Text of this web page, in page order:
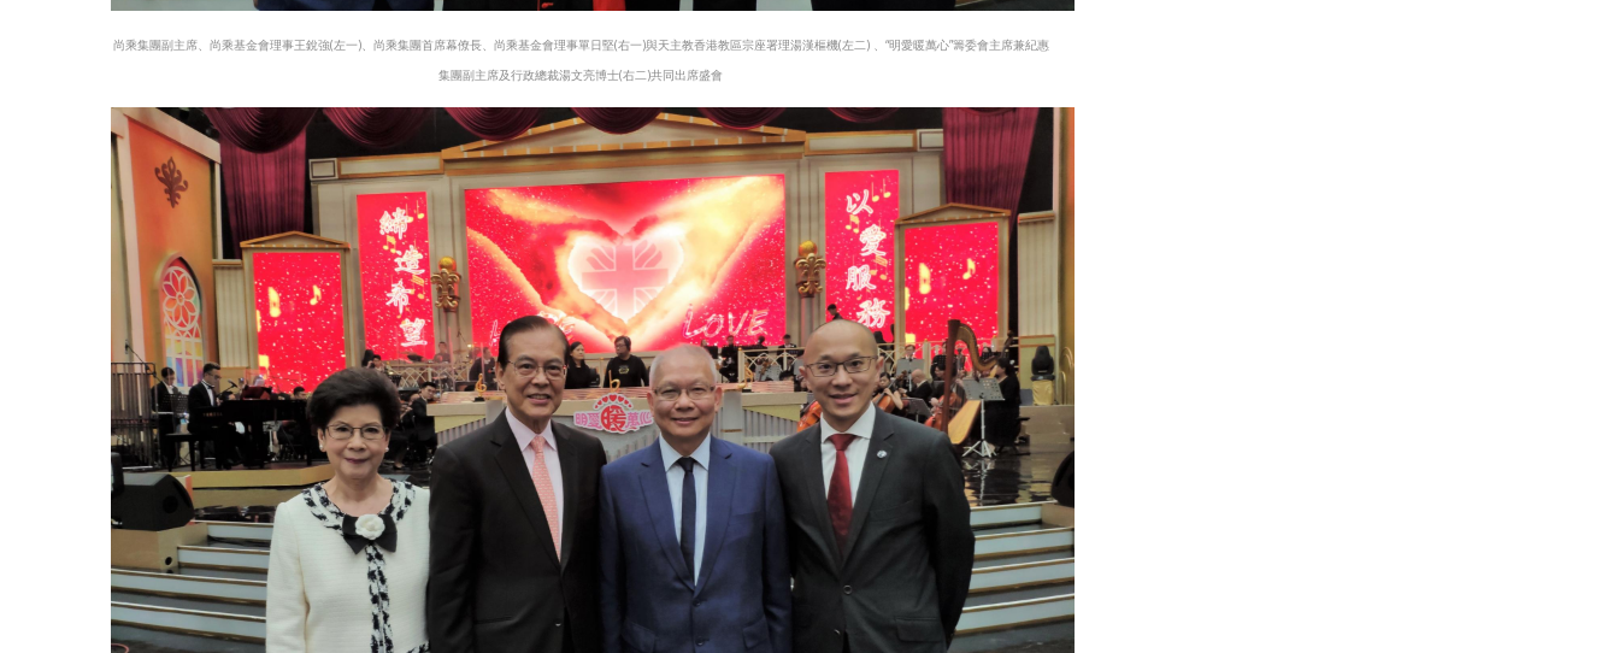
尚乘集團副主席、尚乘基金會理事王銳強(左一)、尚乘集團首席幕僚長、尚乘基金會理事單日堅(右一)與天主教香港教區宗座署理湯漢樞機(左二) 、“明愛暖萬心”籌委會主席兼紀惠
集團副主席及行政總裁湯文亮博士(右二)共同出席盛會